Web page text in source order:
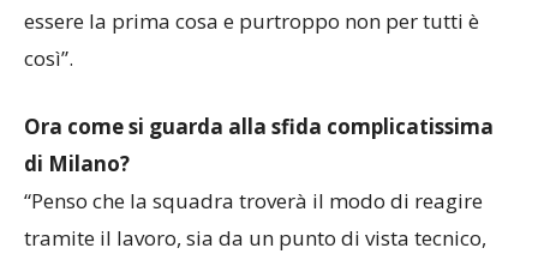
essere la prima cosa e purtroppo non per tutti è
così”.
Ora come si guarda alla sfida complicatissima
di Milano?
“Penso che la squadra troverà il modo di reagire
tramite il lavoro, sia da un punto di vista tecnico,